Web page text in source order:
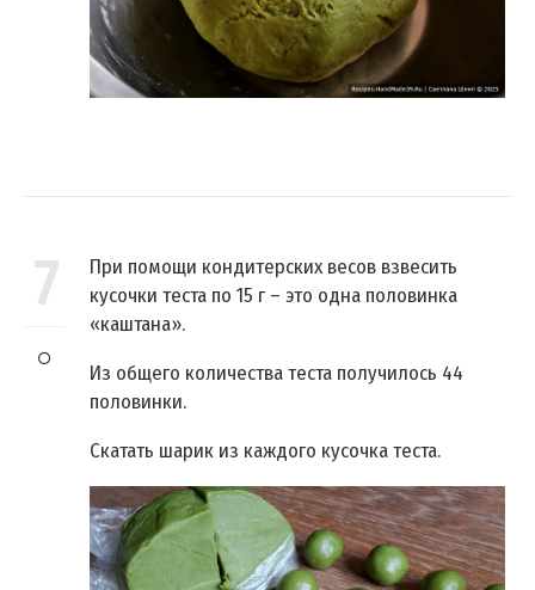
7
При помощи кондитерских весов взвесить
кусочки теста по 15 г – это одна половинка
«каштана».
Из общего количества теста получилось 44
половинки.
Скатать шарик из каждого кусочка теста.